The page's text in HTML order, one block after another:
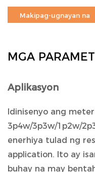
Makipag-ugnayan na
MGA
Aplikasyon
Idinisenyo ang
3p4w/3p3w/1p2w/
enerhiya tulad ng
application. Ito ay
buhay na may